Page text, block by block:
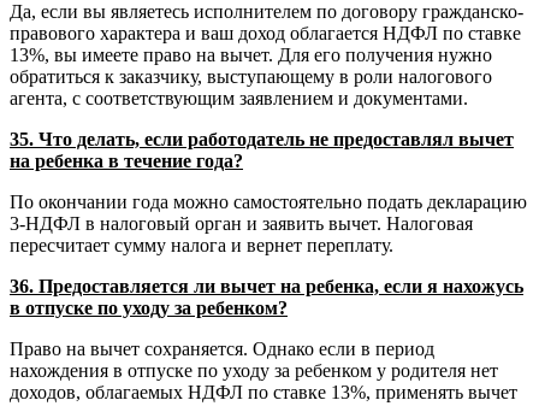
Да, если вы являетесь исполнителем по договору гражданско-
правового характера и ваш доход облагается НДФЛ по ставке
13%, вы имеете право на вычет. Для его получения нужно
обратиться к заказчику, выступающему в роли налогового
агента, с соответствующим заявлением и документами.
35. Что делать, если работодатель не предоставлял вычет
на ребенка в течение года?
По окончании года можно самостоятельно подать декларацию
3-НДФЛ в налоговый орган и заявить вычет. Налоговая
пересчитает сумму налога и вернет переплату.
36. Предоставляется ли вычет на ребенка, если я нахожусь
в отпуске по уходу за ребенком?
Право на вычет сохраняется. Однако если в период
нахождения в отпуске по уходу за ребенком у родителя нет
доходов, облагаемых НДФЛ по ставке 13%, применять вычет